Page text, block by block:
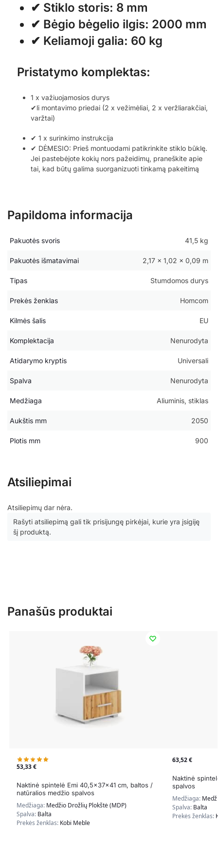
✔ Stiklo storis: 8 mm
✔ Bėgio bėgelio ilgis: 2000 mm
✔ Keliamoji galia: 60 kg
Pristatymo komplektas:
1 x važiuojamosios durys
✔li montavimo priedai (2 x vežimėliai, 2 x veržliarakčiai,
varžtai)
✔ 1 x surinkimo instrukcija
✔ DĖMESIO: Prieš montuodami patikrinkite stiklo būklę.
Jei pastebėjote kokių nors pažeidimų, praneškite apie
tai, kad būtų galima suorganizuoti tinkamą pakeitimą
Papildoma informacija
Pakuotės svoris 41,5 kg
Pakuotės išmatavimai 2,17 × 1,02 × 0,09 m
Tipas Stumdomos durys
Prekės ženklas Homcom
Kilmės šalis EU
Komplektacija Nenurodyta
Atidarymo kryptis Universali
Spalva Nenurodyta
Medžiaga Aliuminis, stiklas
Aukštis mm 2050
Plotis mm 900
Atsiliepimai
Atsiliepimų dar nėra.
Rašyti atsiliepimą gali tik prisijungę pirkėjai, kurie yra įsigiję
šį produktą.
Panašūs produktai
53,33€
Naktinė spintelė Emi 40,5x37x41 cm, baltos /
natūralios medžio spalvos
Medžiaga: Medžio Drožlių Plokštė (MDP)
Spalva: Balta
Prekės ženklas: Kobi Meble
63,52€
Naktinė
spalvos
Medžiaga:
Spalva: Balta
Prekės ženklas: